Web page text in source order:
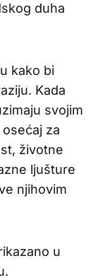
duha
kako bi
Kada
svojim
za
životne
ljušture
njihovim
u